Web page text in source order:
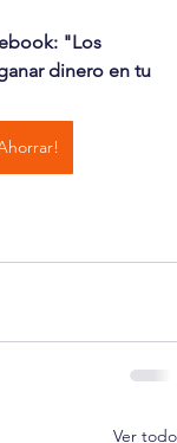
"Los
dinero en tu
Ver todo